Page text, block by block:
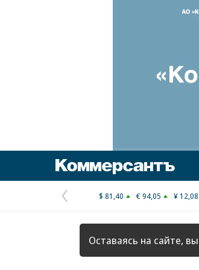
Предыдущая
страница
$ 81,40 € 94,05 ¥ 12,08
Оставаясь на сайте,